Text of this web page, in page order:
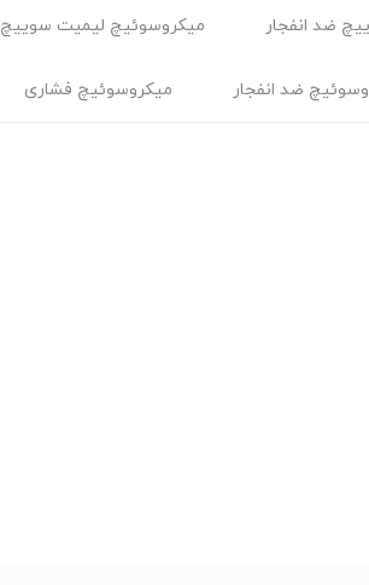
ضد انفجار ميكروسوئيچ ليميت سوييچ
ضد انفجار میکروسوئیچ فشاری